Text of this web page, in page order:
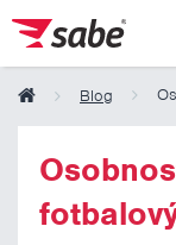
Blog
Obsah košíku
Košík